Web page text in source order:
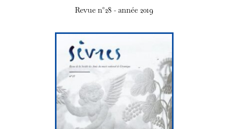
Revue n°28 - année 2019